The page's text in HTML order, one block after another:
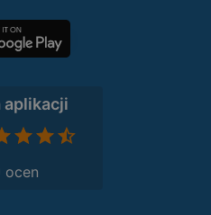
aplikacji
ocen